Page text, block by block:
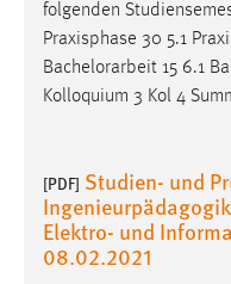
folgenden
Praxisphase 30 5.1
Bachelorarbeit 15 6.1
Kolloquium 3 Kol 4
[PDF] Studien- und
Elektro- und
08.02.2021
Anbieter:
Facebook
Zweck:
Cookie Laufzeit:
3 Monate